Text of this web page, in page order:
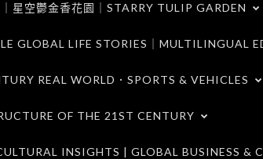
星空鬱金香花園｜STARRY TULIP GARDEN
GLOBAL LIFE STORIES｜MULTILINGUAL
REAL WORLD．SPORTS & VEHICLES
OF THE 21ST CENTURY
INSIGHTS | GLOBAL BUSINESS &